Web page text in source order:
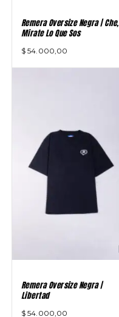
Remera Oversize Negra | Che,
Mirate Lo Que Sos
$ 54.000,00
Remera Oversize Negra |
Libertad
$ 54.000,00